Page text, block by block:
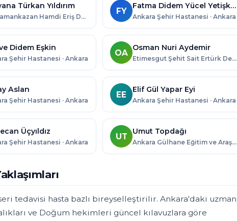
Türkan Yıldırım
Kahramankazan Hamdi Eriş Devlet Hastanesi · Ankara
FY
Fatma Didem Yücel Yetişkin
Ankara Şehir Hastanesi · Ankara
Didem Eşkin
Şehir Hastanesi · Ankara
OA
Osman Nuri Aydemir
Etimesgut Şehit Sait Ertürk Devlet Hastanesi · Ankara
Aslan
Şehir Hastanesi · Ankara
EE
Elif Gül Yapar Eyi
Ankara Şehir Hastanesi · Ankara
Üçyıldız
Şehir Hastanesi · Ankara
UT
Umut Topdağı
Ankara Gülhane Eğitim ve Araştırma Hastanesi · Ankara
tedavisi hasta bazlı bireyselleştirilir. Ankara'daki uzman
ve Doğum hekimleri güncel kılavuzlara göre